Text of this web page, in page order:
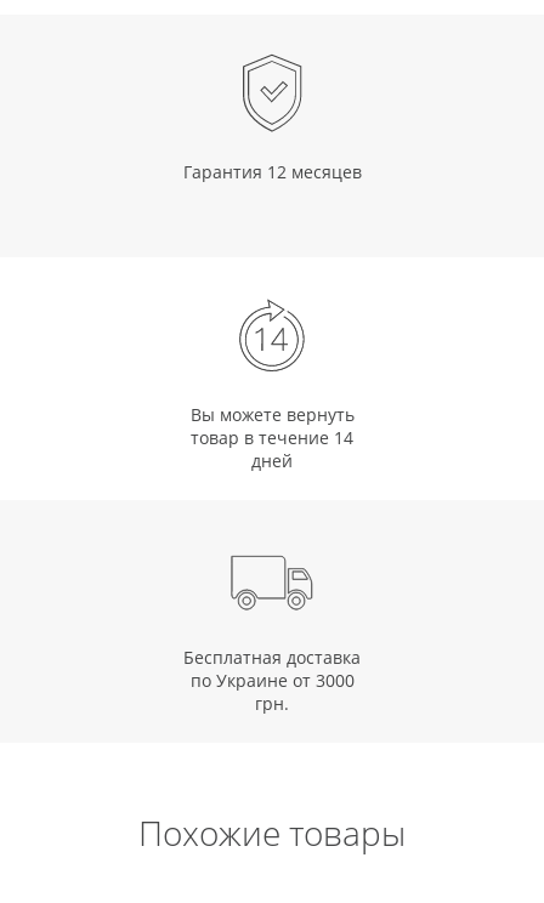
Гарантия 12 месяцев
Вы можете вернуть
товар в течение 14
дней
Бесплатная доставка
по Украине от 3000
грн.
Похожие товары